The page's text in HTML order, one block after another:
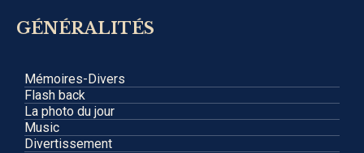
GÉNÉRALITÉS
Mémoires-Divers
Flash back
La photo du jour
Music
Divertissement